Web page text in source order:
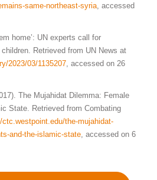
same-northeast-syria , accessed
home’: UN experts call for
Retrieved from UN News at
2023/03/1135207 , accessed on 26
The Mujahidat Dilemma: Female
State. Retrieved from Combating
the-mujahidat-
and-the-islamic-state , accessed on 6